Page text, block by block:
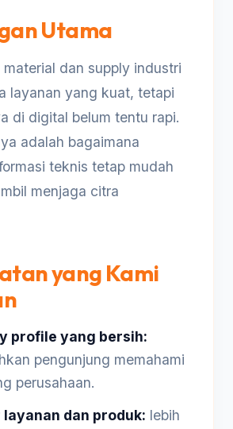
Utama
material dan supply industri
layanan yang kuat, tetapi
di digital belum tentu rapi.
adalah bagaimana
teknis tetap mudah
menjaga citra
yang Kami
profile yang bersih:
pengunjung memahami
perusahaan.
dan produk: lebih